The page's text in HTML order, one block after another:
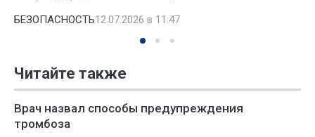
БЕЗОПАСНОСТЬ12.07.2026 в 11:47
Читайте также
Врач назвал способы предупреждения
тромбоза